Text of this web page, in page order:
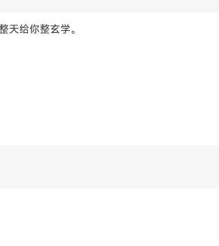
天给你整玄学。